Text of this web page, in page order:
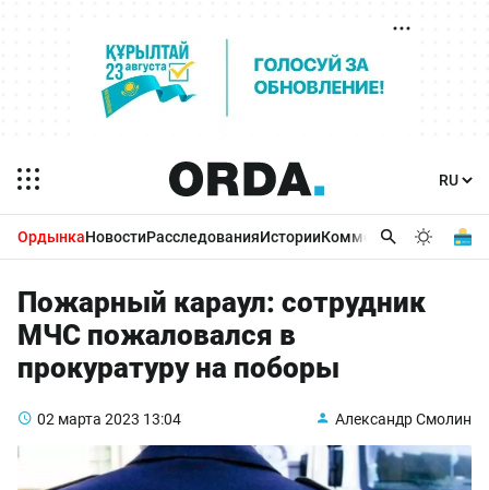
ОрдынкаНовостиРасследованияИсторииКомментарииБизнес
Пожарный караул: сотрудник
МЧС пожаловался в
прокуратуру на поборы
02 марта 2023 13:04 Александр Смолин